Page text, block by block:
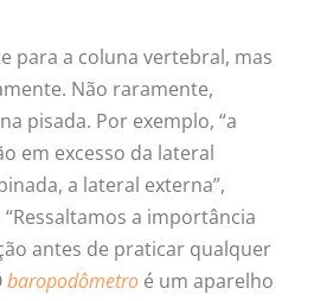
para a coluna vertebral, mas
Não raramente,
pisada. Por exemplo, “a
em excesso da lateral
a lateral externa”,
a importância
antes de praticar qualquer
baropodômetro é um aparelho